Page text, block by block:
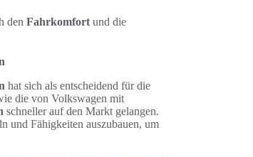
den Fahrkomfort und die
hat sich als entscheidend für die
die von Volkswagen mit
schneller auf den Markt gelangen.
und Fähigkeiten auszubauen, um